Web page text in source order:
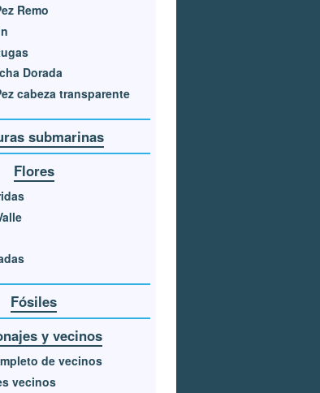
Remo
Dorada
cabeza transparente
submarinas
Flores
Fósiles
y vecinos
de vecinos
vecinos